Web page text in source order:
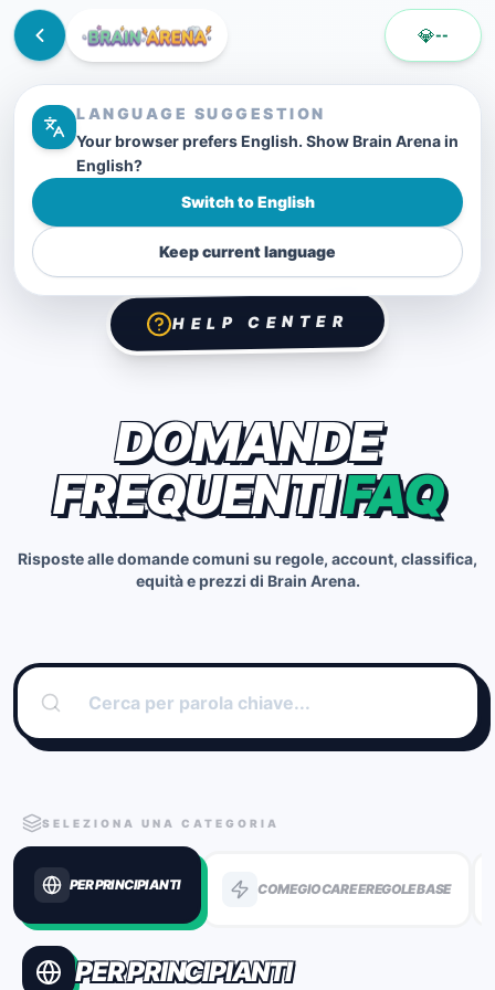
LANGUAGE SUGGESTION
Your browser prefers English. Show Brain Arena in
English?
Switch to English
Keep current language
💎--
HELP CENTER
DOMANDE
FREQUENTIFAQ
Risposte alle domande comuni su regole, account, classifica,
equità e prezzi di Brain Arena.
SELEZIONA UNA CATEGORIA
PER PRINCIPIANTI COME GIOCARE E REGOLE BASE
PER PRINCIPIANTI